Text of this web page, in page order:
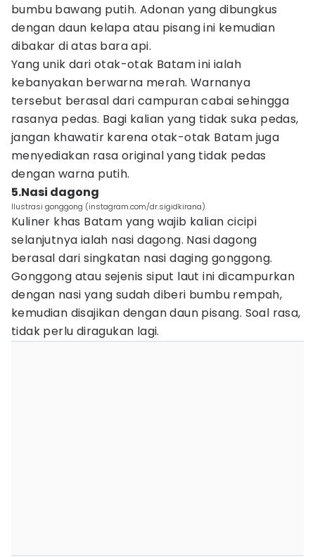
bumbu bawang putih. Adonan yang dibungkus
dengan daun kelapa atau pisang ini kemudian
dibakar di atas bara api.
Yang unik dari otak-otak Batam ini ialah
kebanyakan berwarna merah. Warnanya
tersebut berasal dari campuran cabai sehingga
rasanya pedas. Bagi kalian yang tidak suka pedas,
jangan khawatir karena otak-otak Batam juga
menyediakan rasa original yang tidak pedas
dengan warna putih.
5.Nasi dagong
Ilustrasi gonggong (instagram.com/dr.sigidkirana)
Kuliner khas Batam yang wajib kalian cicipi
selanjutnya ialah nasi dagong. Nasi dagong
berasal dari singkatan nasi daging gonggong.
Gonggong atau sejenis siput laut ini dicampurkan
dengan nasi yang sudah diberi bumbu rempah,
kemudian disajikan dengan daun pisang. Soal rasa,
tidak perlu diragukan lagi.